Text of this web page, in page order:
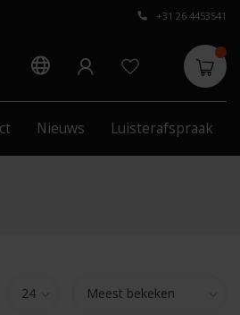
+31 26 4453541
Nieuws Luisterafspraak